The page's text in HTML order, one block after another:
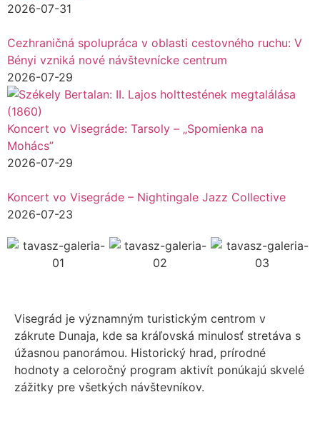
2026-07-31
Cezhraničná spolupráca v oblasti cestovného ruchu: V
Bényi vzniká nové návštevnícke centrum
2026-07-29
Koncert vo Visegráde: Tarsoly – „Spomienka na
Mohács”
2026-07-29
Koncert vo Visegráde – Nightingale Jazz Collective
2026-07-23
Visegrád je významným turistickým centrom v
zákrute Dunaja, kde sa kráľovská minulosť stretáva s
úžasnou panorámou. Historický hrad, prírodné
hodnoty a celoročný program aktivít ponúkajú skvelé
zážitky pre všetkých návštevníkov.